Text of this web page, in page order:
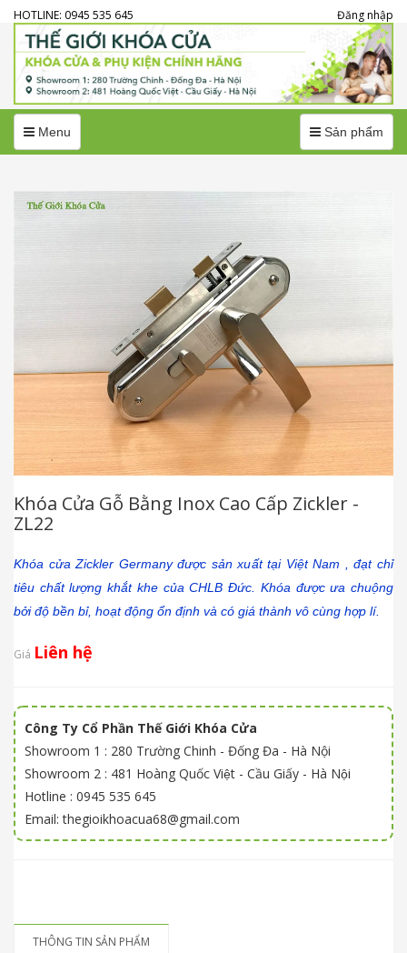
HOTLINE: 0945 535 645 Đăng nhập
MenuMenu MenuSản phẩm
Khóa Cửa Gỗ Bằng Inox Cao Cấp Zickler -
ZL22
Khóa cửa Zickler Germany được sản xuất tại Việt Nam , đạt chỉ
tiêu chất lượng khắt khe của CHLB Đức. Khóa được ưa chuộng
bởi độ bền bỉ, hoạt động ổn định và có giá thành vô cùng hợp lí.
Giá Liên hệ
Công Ty Cổ Phần Thế Giới Khóa Cửa
Showroom 1 : 280 Trường Chinh - Đống Đa - Hà Nội
Showroom 2 : 481 Hoàng Quốc Việt - Cầu Giấy - Hà Nội
Hotline : 0945 535 645
Email: thegioikhoacua68@gmail.com
THÔNG TIN SẢN PHẨM